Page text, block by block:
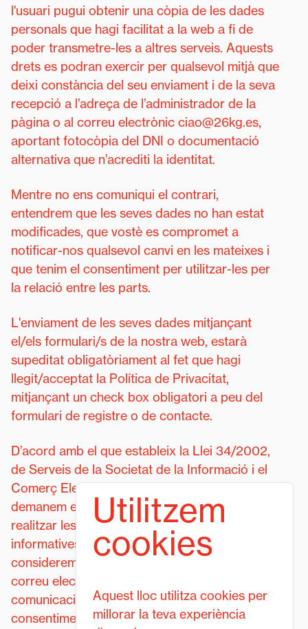
l'usuari pugui obtenir una còpia de les dades
personals que hagi facilitat a la web a fi de
poder transmetre-les a altres serveis. Aquests
drets es podran exercir per qualsevol mitjà que
deixi constància del seu enviament i de la seva
recepció a l’adreça de l’administrador de la
pàgina o al correu electrònic ciao@26kg.es,
aportant fotocòpia del DNI o documentació
alternativa que n’acrediti la identitat.
Mentre no ens comuniqui el contrari,
entendrem que les seves dades no han estat
modificades, que vostè es compromet a
notificar-nos qualsevol canvi en les mateixes i
que tenim el consentiment per utilitzar-les per
la relació entre les parts.
L'enviament de les seves dades mitjançant
el/els formulari/s de la nostra web, estarà
supeditat obligatòriament al fet que hagi
llegit/acceptat la Política de Privacitat,
mitjançant un check box obligatori a peu del
formulari de registre o de contacte.
D’acord amb el que estableix la Llei 34/2002,
de Serveis de la Societat de la Informació i el
Comerç Electrònic en el seu article 21,
demanem el seu consentiment per poder
realitzar les comunicacions publicitàries o
informatives sobre la nostra entitat que
considerem puguin ser del seu interès, per
correu electrònic o per qualsevol altre mitjà de
comunicació electrònica equivalent. Aquest
consentiment l’atorgarà o no amb l’acceptació
Utilitzem
cookies
Aquest lloc utilitza cookies per
millorar la teva experiència